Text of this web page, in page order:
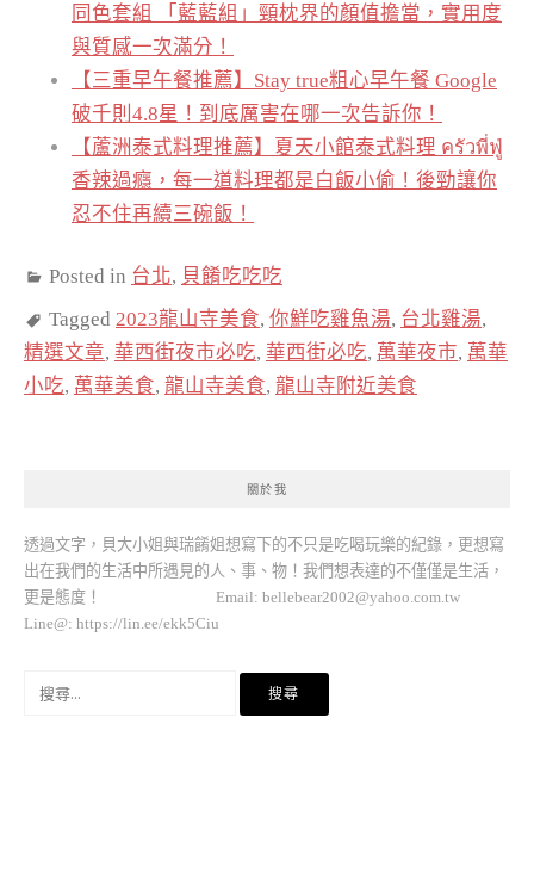
同色套組 「藍藍組」頸枕界的顏值擔當，實用度
與質感一次滿分！
【三重早午餐推薦】Stay true粗心早午餐 Google
破千則4.8星！到底厲害在哪一次告訴你！
【蘆洲泰式料理推薦】夏天小館泰式料理 ครัวพี่ฟู่
香辣過癮，每一道料理都是白飯小偷！後勁讓你
忍不住再續三碗飯！
Posted in 台北, 貝餚吃吃吃
Tagged 2023龍山寺美食, 你鮮吃雞魚湯, 台北雞湯,
精選文章, 華西街夜市必吃, 華西街必吃, 萬華夜市, 萬華
小吃, 萬華美食, 龍山寺美食, 龍山寺附近美食
關於我
透過文字，貝大小姐與瑞餚姐想寫下的不只是吃喝玩樂的紀錄，更想寫
出在我們的生活中所遇見的人、事、物！我們想表達的不僅僅是生活，
更是態度！ Email: bellebear2002@yahoo.com.tw
Line@: https://lin.ee/ekk5Ciu